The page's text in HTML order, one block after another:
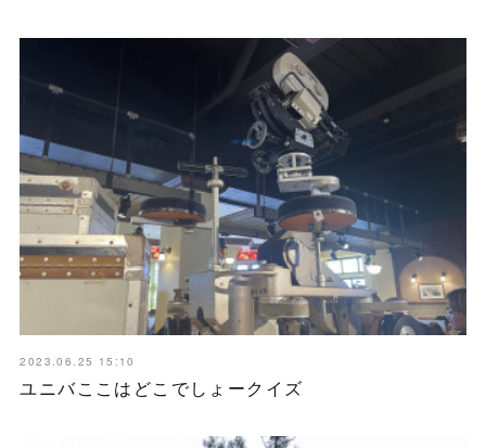
2023.06.25 15:10
ユニバここはどこでしょークイズ